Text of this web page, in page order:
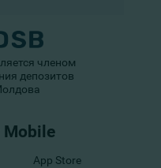
членом
депозитов
Mobile